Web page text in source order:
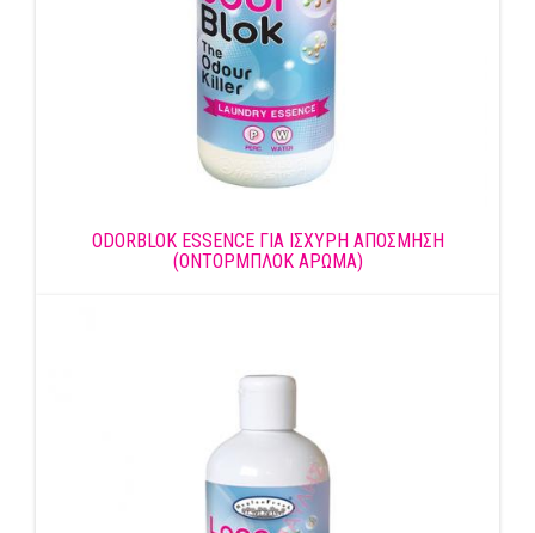
ODORBLOK ESSENCE ΓΙΑ ΙΣΧΥΡΗ ΑΠΟΣΜΗΣΗ
(ΟΝΤΟΡΜΠΛΟΚ ΑΡΩΜΑ)